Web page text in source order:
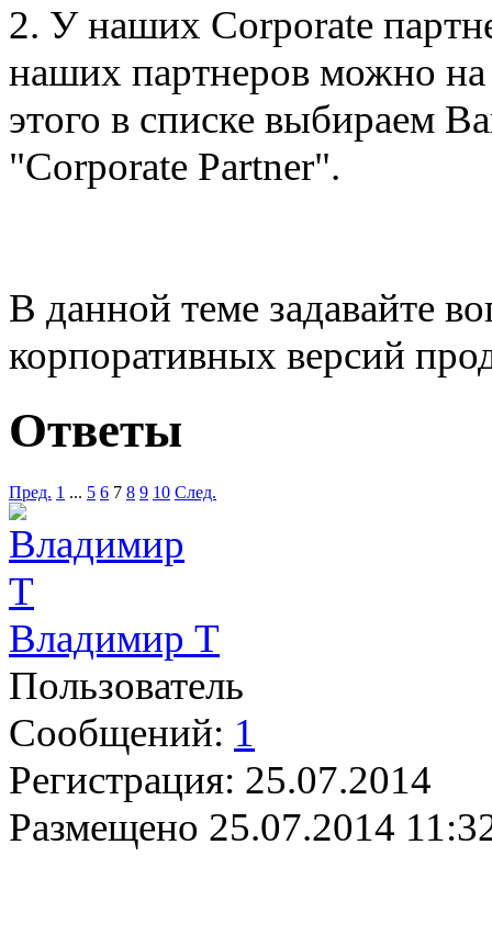
2. У наших Corporate
наших партнеров можно на
этого в списке выбираем
"Corporate Partner".
В данной теме задавайте
корпоративных версий
Ответы
Пред. 1 ... 5 6 7 8 9 10 След.
Владимир Т
Пользователь
Сообщений: 1
Регистрация: 25.07.2014
Размещено 25.07.2014